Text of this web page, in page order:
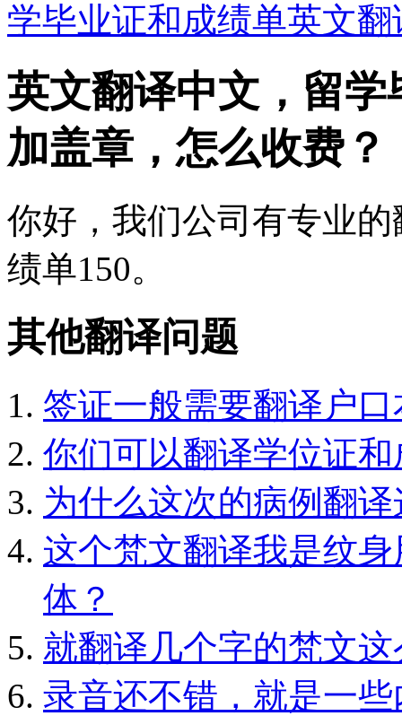
学毕业证和成绩单英文
英文翻译中文，留
加盖章，怎么收费？
你好，我们公司有专业
绩单150。
其他翻译问题
签证一般需要翻译户
你们可以翻译学位证
为什么这次的病例翻
这个梵文翻译我是纹
体？
就翻译几个字的梵文
录音还不错，就是一